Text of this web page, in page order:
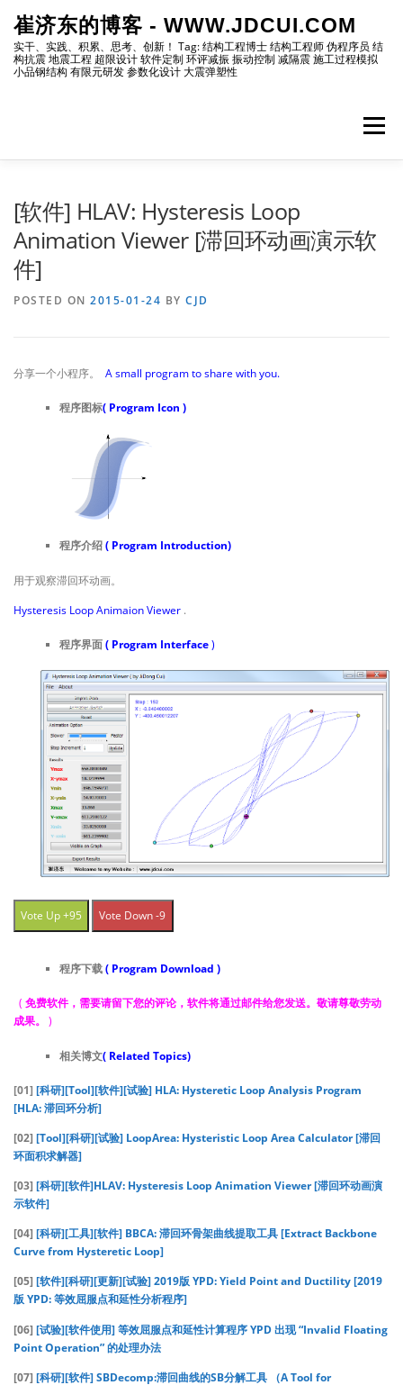
content
崔济东的博客 - WWW.JDCUI.COM
实干、实践、积累、思考、创新！ Tag: 结构工程博士 结构工程师 伪程序员 结
构抗震 地震工程 超限设计 软件定制 环评减振 振动控制 减隔震 施工过程模拟
小品钢结构 有限元研发 参数化设计 大震弹塑性
Menu
[自编程序]
[软件] HLAV: Hysteresis Loop
Animation Viewer [滞回环动画演示软
件]
POSTED ON 2015-01-24 BY CJD
分享一个小程序。 A small program to share with you.
程序图标( Program Icon )
程序介绍( Program Introduction)
用于观察滞回环动画。
Hysteresis Loop Animaion Viewer .
程序界面( Program Interface)
Vote Up +95 Vote Down -9
程序下载( Program Download )
( 免费软件，需要请留下您的评论，软件将通过邮件给您发送。敬请尊敬劳动
成果。 )
相关博文( Related Topics)
[01] [科研][Tool][软件][试验] HLA: Hysteretic Loop Analysis Program
[HLA: 滞回环分析]
[02] [Tool][科研][试验] LoopArea: Hysteristic Loop Area Calculator [滞回
环面积求解器]
[03] [科研][软件]HLAV: Hysteresis Loop Animation Viewer [滞回环动画演
示软件]
[04] [科研][工具][软件] BBCA: 滞回环骨架曲线提取工具 [Extract Backbone
Curve from Hysteretic Loop]
[05] [软件][科研][更新][试验] 2019版 YPD: Yield Point and Ductility [2019
版 YPD: 等效屈服点和延性分析程序]
[06] [试验][软件使用] 等效屈服点和延性计算程序 YPD 出现 “Invalid Floating
Point Operation” 的处理办法
[07] [科研][软件] SBDecomp:滞回曲线的SB分解工具 （A Tool for